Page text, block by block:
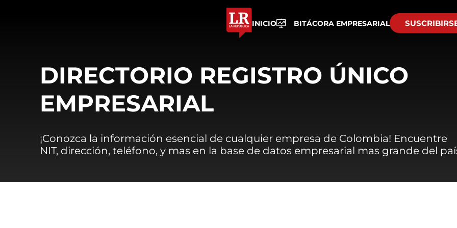
INICIO BITÁCORA EMPRESARIAL
DIRECTORIO REGISTRO ÚNICO
EMPRESARIAL
¡Conozca la información esencial de cualquier empresa de Colombia! Encuentre
NIT, dirección, teléfono, y mas en la base de datos empresarial mas grande del